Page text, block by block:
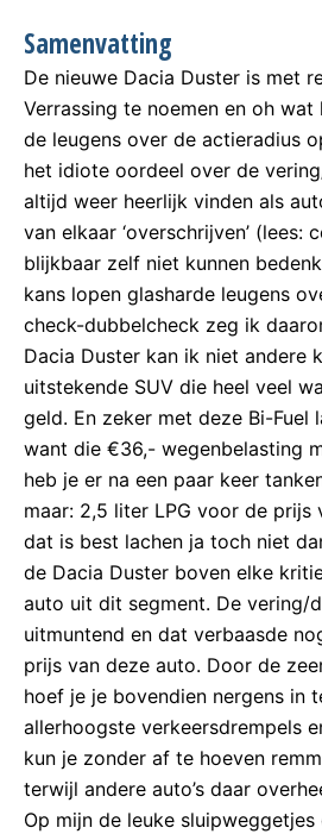
Samenvatting
De nieuwe Dacia Duster is met
Verrassing te noemen en oh wat
de leugens over de actieradius
het idiote oordeel over de
altijd weer heerlijk vinden als
van elkaar ‘overschrijven’ (lees:
blijkbaar zelf niet kunnen
kans lopen glasharde leugens
check-dubbelcheck zeg ik
Dacia Duster kan ik niet andere
uitstekende SUV die heel veel
geld. En zeker met deze Bi-Fuel
want die €36,- wegenbelasting
heb je er na een paar keer
maar: 2,5 liter LPG voor de prijs
dat is best lachen ja toch niet
de Dacia Duster boven elke
auto uit dit segment. De vering/
uitmuntend en dat verbaasde
prijs van deze auto. Door de
hoef je je bovendien nergens in
allerhoogste verkeersdrempels
kun je zonder af te hoeven
terwijl andere auto’s daar
Op mijn de leuke sluipweggetjes